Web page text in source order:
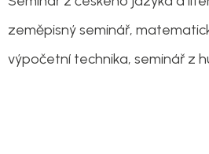
zeměpisný seminář,
výpočetní technika, seminář z